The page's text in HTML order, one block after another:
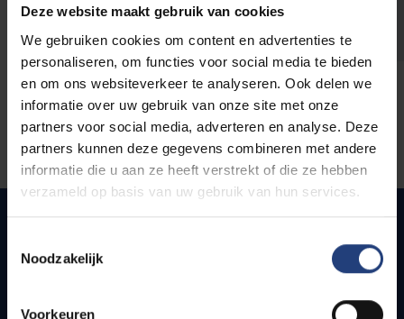
Deze website maakt gebruik van cookies
We gebruiken cookies om content en advertenties te
personaliseren, om functies voor social media te bieden
en om ons websiteverkeer te analyseren. Ook delen we
informatie over uw gebruik van onze site met onze
partners voor social media, adverteren en analyse. Deze
partners kunnen deze gegevens combineren met andere
informatie die u aan ze heeft verstrekt of die ze hebben
verzameld op basis van uw gebruik van hun services.
Noodzakelijk
Voorkeuren
Snel naar